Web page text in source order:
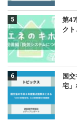
第
クト
国
宅」